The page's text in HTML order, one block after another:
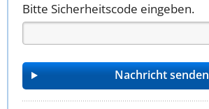
Bitte Sicherheitscode eingeben.